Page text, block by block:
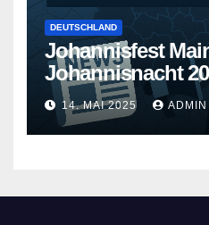
DEUTSCHLAND
Johannisfest
Johannisnacht
Feuerwerk
14. MAI 2025 ADMIN